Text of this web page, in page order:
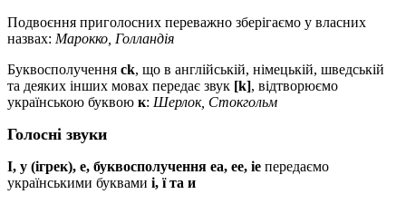
Подвоєння приголосних переважно зберігаємо у власних
назвах: Марокко, Голландія
Буквосполучення ck, що в англійській, німецькій, шведській
та деяких інших мовах передає звук [k], відтворюємо
українською буквою к: Шерлок, Стокгольм
Голосні звуки
І, у (ігрек), e, буквосполучення ea, ee, ie передаємо
українськими буквами і, ї та и